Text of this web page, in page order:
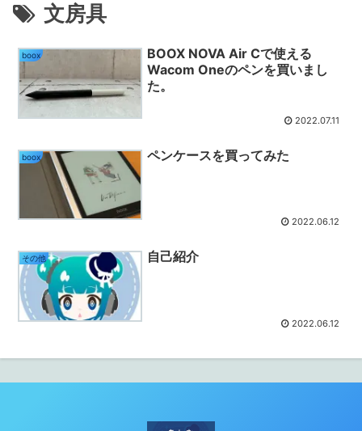
文房具
boox
BOOX NOVA Air Cで使える
Wacom Oneのペンを買いまし
た。
2022.07.11
boox ペンケースを買ってみた
2022.06.12
その他 自己紹介
2022.06.12